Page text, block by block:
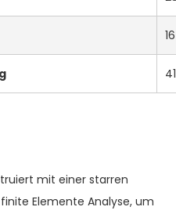
16
41
mit einer starren
Elemente Analyse, um